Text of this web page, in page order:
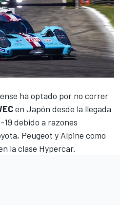
ha optado por no correr
en Japón desde la llegada
19 debido a razones
Peugeot y Alpine como
la clase Hypercar.